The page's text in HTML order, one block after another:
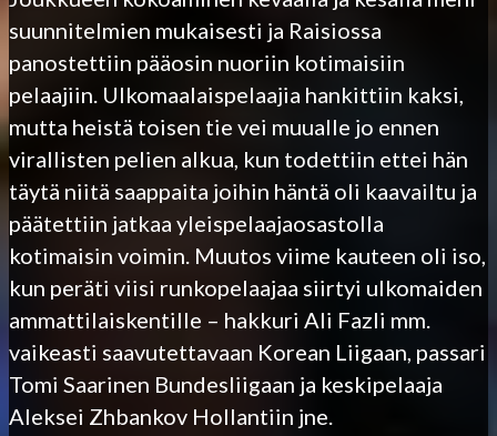
suunnitelmien mukaisesti ja Raisiossa
panostettiin pääosin nuoriin kotimaisiin
pelaajiin. Ulkomaalaispelaajia hankittiin kaksi,
mutta heistä toisen tie vei muualle jo ennen
virallisten pelien alkua, kun todettiin ettei hän
täytä niitä saappaita joihin häntä oli kaavailtu ja
päätettiin jatkaa yleispelaajaosastolla
kotimaisin voimin. Muutos viime kauteen oli iso,
kun peräti viisi runkopelaajaa siirtyi ulkomaiden
ammattilaiskentille – hakkuri Ali Fazli mm.
vaikeasti saavutettavaan Korean Liigaan, passari
Tomi Saarinen Bundesliigaan ja keskipelaaja
Aleksei Zhbankov Hollantiin jne.